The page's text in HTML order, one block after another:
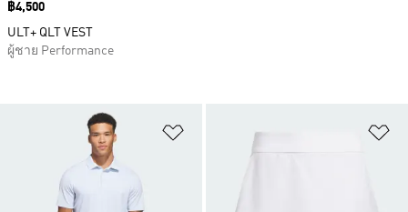
Price
฿4,500
ULT+ QLT VEST
ผู้ชาย Performance